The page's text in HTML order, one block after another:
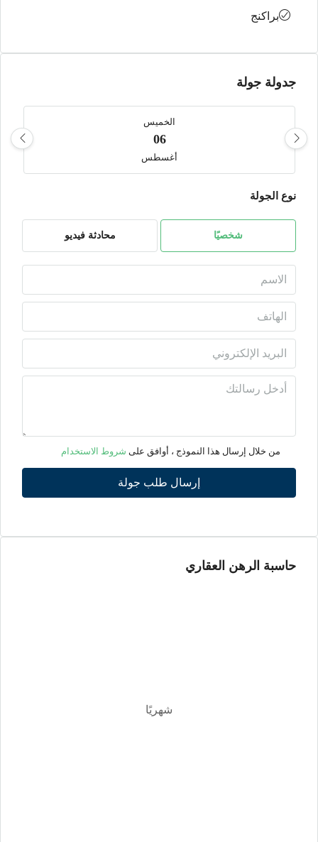
براكنج
جدولة جولة
الخميس
06
أغسطس
09
10
أغسطس
الثلاثاء
أغسطس
نوع الجولة
شخصيًا محادثة فيديو
من خلال إرسال هذا النموذج ، أوافق على شروط الاستخدام
إرسال طلب جولة
حاسبة الرهن العقاري
شهريًا